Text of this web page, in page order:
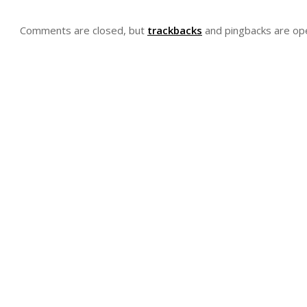
Comments are closed, but trackbacks and pingbacks are